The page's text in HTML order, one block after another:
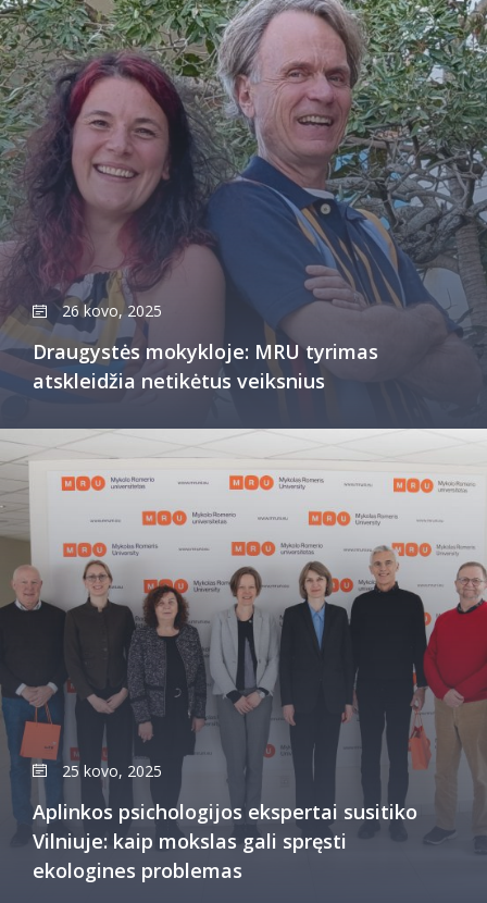
26 kovo, 2025
Draugystės mokykloje: MRU tyrimas
atskleidžia netikėtus veiksnius
25 kovo, 2025
Aplinkos psichologijos ekspertai susitiko
Vilniuje: kaip mokslas gali spręsti
ekologines problemas